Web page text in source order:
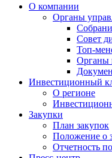
О компании
Органы
Совет
Топ-
Органы
Инвестиционный
О регионе
Закупки
План закупок
Положение о
Отчетность